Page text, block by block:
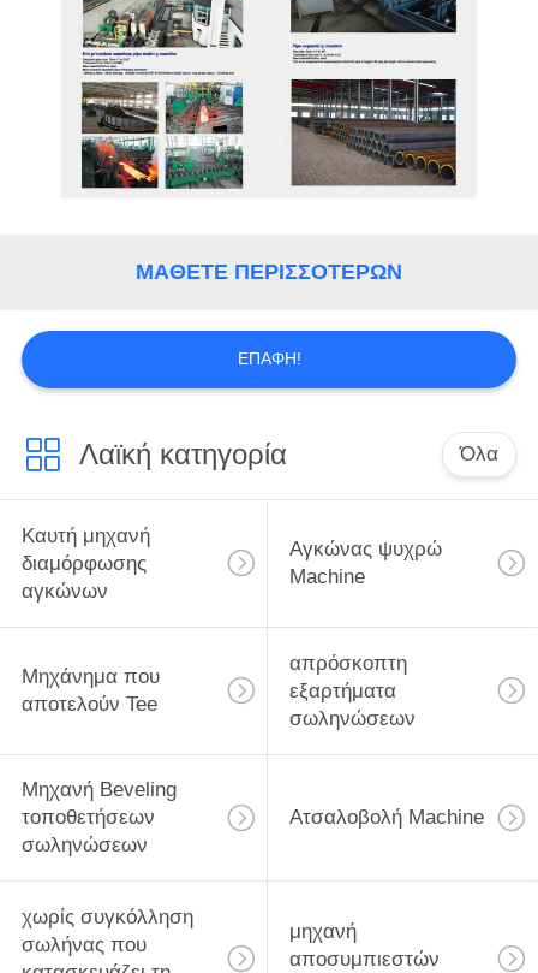
ΜΆΘΕΤΕ ΠΕΡΙΣΣΌΤΕΡΩΝ
ΕΠΑΦΉ!
Λαϊκή κατηγορία Όλα
Καυτή μηχανή
διαμόρφωσης
αγκώνων
Αγκώνας ψυχρώ
Machine
Μηχάνημα που
αποτελούν Tee
απρόσκοπτη
εξαρτήματα
σωληνώσεων
Μηχανή Beveling
τοποθετήσεων
σωληνώσεων
Ατσαλοβολή Machine
χωρίς συγκόλληση
σωλήνας που
μηχανή
αποσυμπιεστών